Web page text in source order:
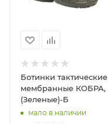
Ботинки тактические
мембранные КОБРА,
(Зеленые)-Б
мало в наличии